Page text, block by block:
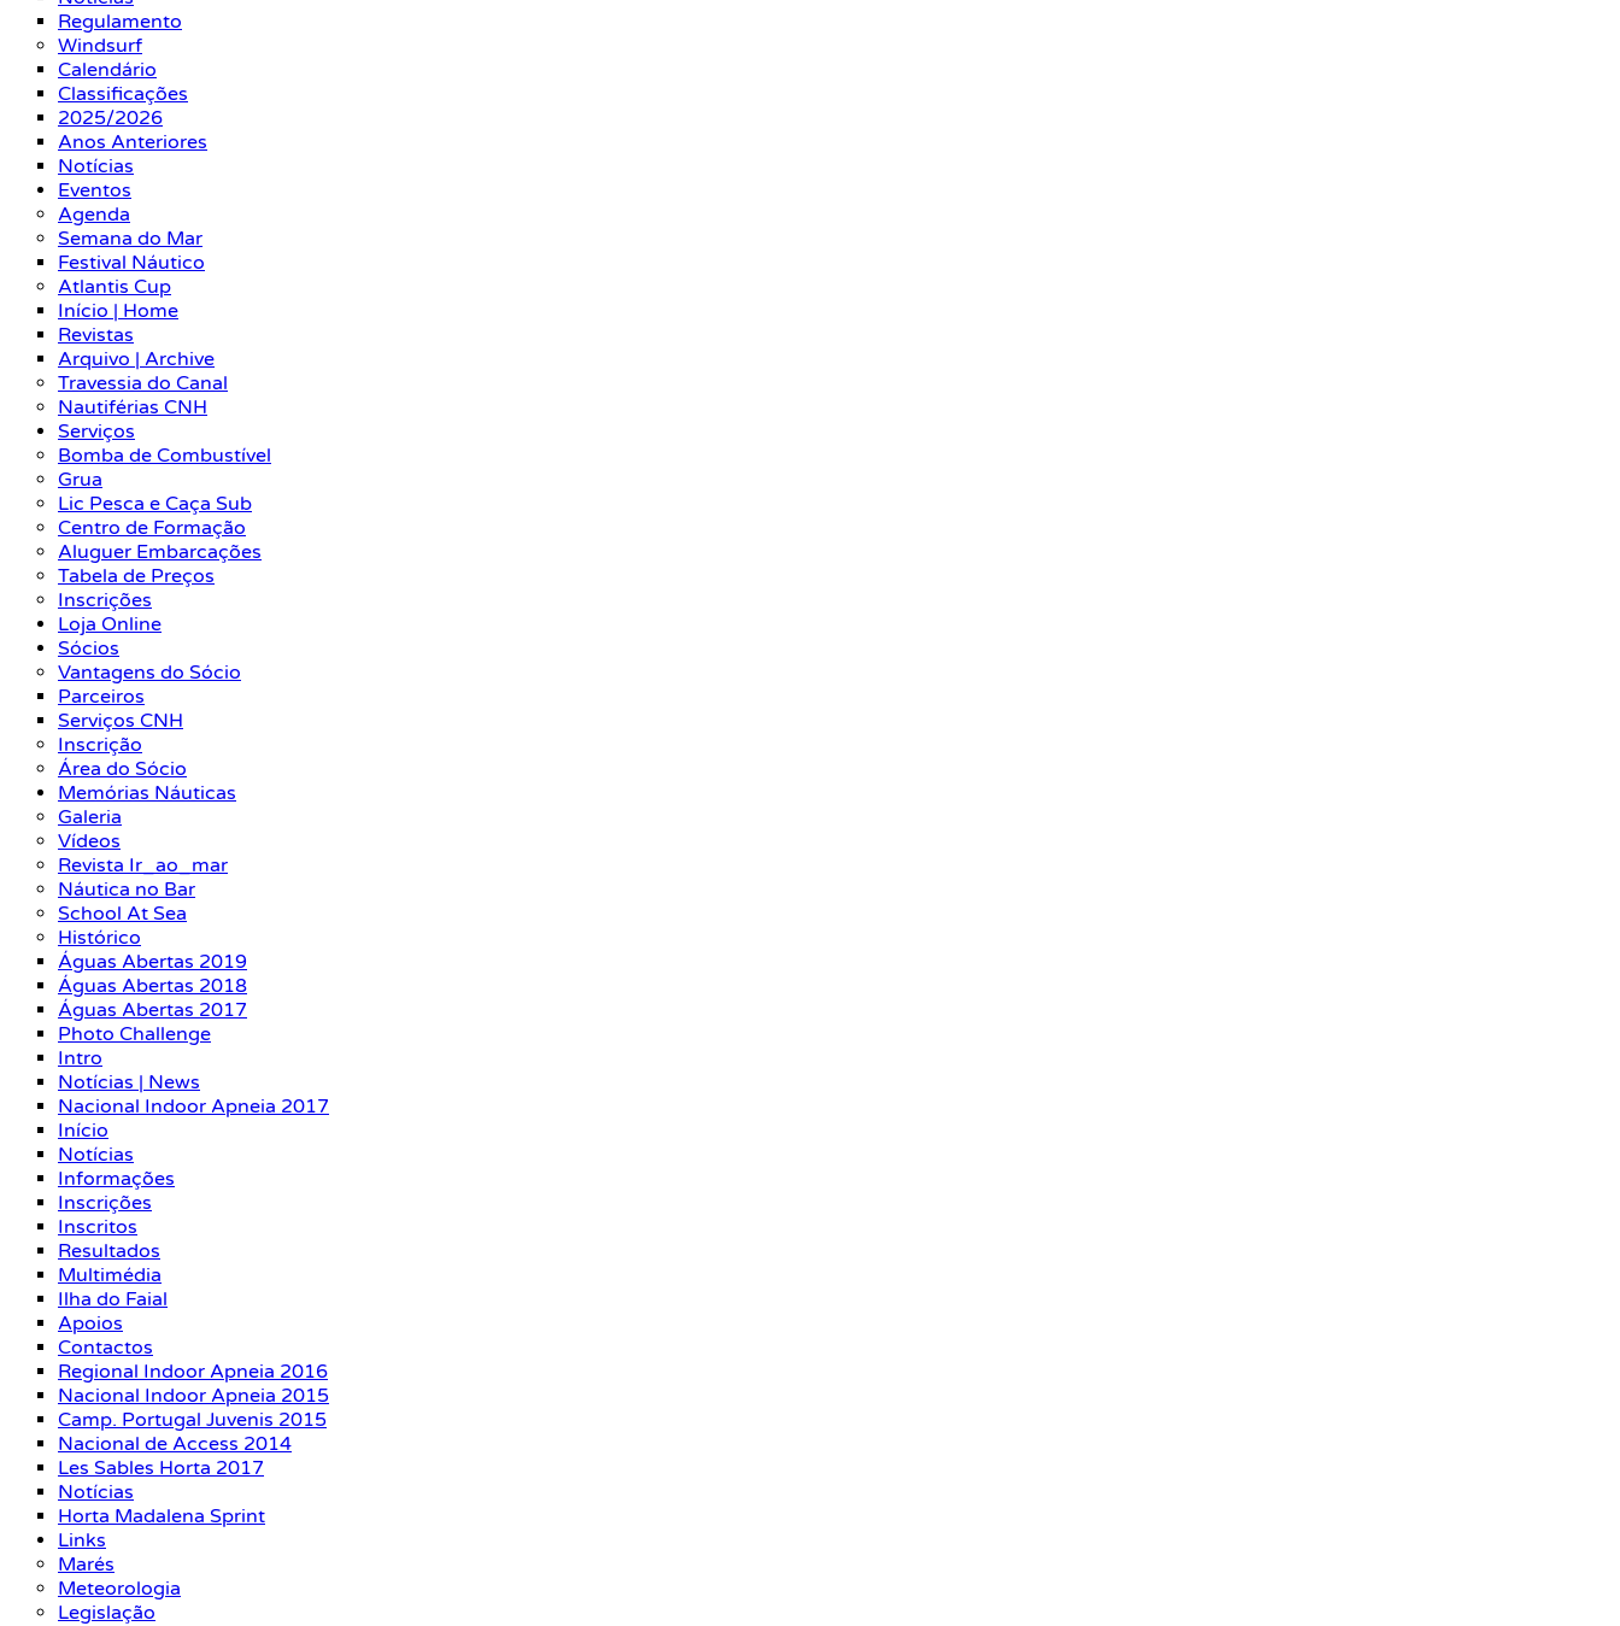
Regulamento
Windsurf
Calendário
Classificações
2025/2026
Anos Anteriores
Notícias
Eventos
Agenda
Semana do Mar
Festival Náutico
Atlantis Cup
Início | Home
Revistas
Arquivo | Archive
Travessia do Canal
Nautiférias CNH
Serviços
Bomba de Combustível
Grua
Lic Pesca e Caça Sub
Centro de Formação
Aluguer Embarcações
Tabela de Preços
Inscrições
Loja Online
Sócios
Vantagens do Sócio
Parceiros
Serviços CNH
Inscrição
Área do Sócio
Memórias Náuticas
Galeria
Vídeos
Revista Ir_ao_mar
Náutica no Bar
School At Sea
Histórico
Águas Abertas 2019
Águas Abertas 2018
Águas Abertas 2017
Photo Challenge
Intro
Notícias | News
Nacional Indoor Apneia 2017
Início
Notícias
Informações
Inscrições
Inscritos
Resultados
Multimédia
Ilha do Faial
Apoios
Contactos
Regional Indoor Apneia 2016
Nacional Indoor Apneia 2015
Camp. Portugal Juvenis 2015
Nacional de Access 2014
Les Sables Horta 2017
Notícias
Horta Madalena Sprint
Links
Marés
Meteorologia
Legislação